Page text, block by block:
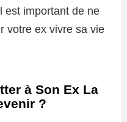
est important de ne
votre ex vivre sa vie
à Son Ex La
?